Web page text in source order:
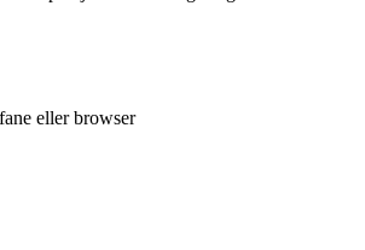
eller browser